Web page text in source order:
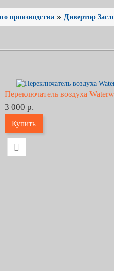
производства » Дивертор
Переключатель воздуха
3 000 р.
Купить